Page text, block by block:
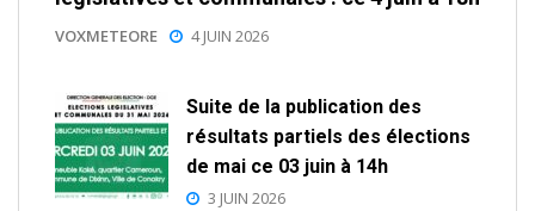
VOXMETEORE 4 JUIN 2026
Suite de la publication des
résultats partiels des élections
de mai ce 03 juin à 14h
3 JUIN 2026